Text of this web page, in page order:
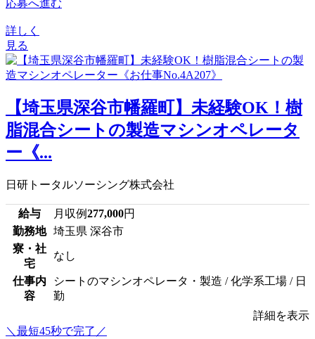
応募へ進む
詳しく
見る
【埼玉県深谷市幡羅町】未経験OK！樹
脂混合シートの製造マシンオペレータ
ー《...
日研トータルソーシング株式会社
給与 月収例277,000円
勤務地
埼玉県 深谷市
寮・社
宅
なし
仕事内
容
シートのマシンオペレータ・製造 / 化学系工場 / 日
勤
詳細を表示
＼最短45秒で完了／